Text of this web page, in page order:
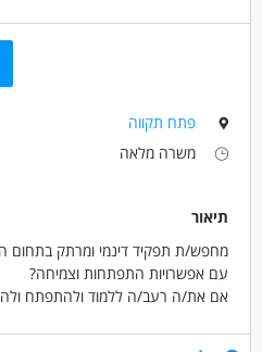
פתח תקווה
משרה מלאה
תיאור
מחפש/ת תפקיד דינמי ומרתק
עם אפשרויות התפתחות וצמיחה?
אם את/ה רעב/ה ללמוד ולהתפתח